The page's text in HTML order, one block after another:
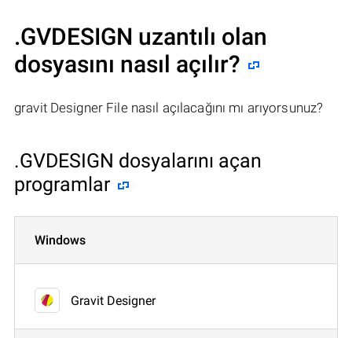
.GVDESIGN uzantılı olan
dosyasını nasıl açılır?
gravit Designer File nasıl açılacağını mı arıyorsunuz?
.GVDESIGN dosyalarını açan
programlar
Windows
Gravit Designer